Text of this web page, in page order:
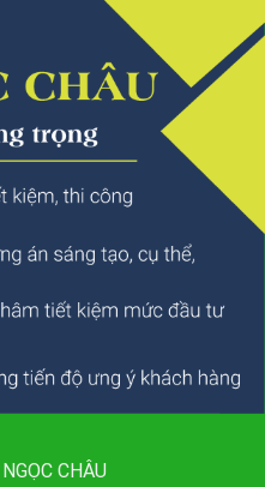
CHÂU